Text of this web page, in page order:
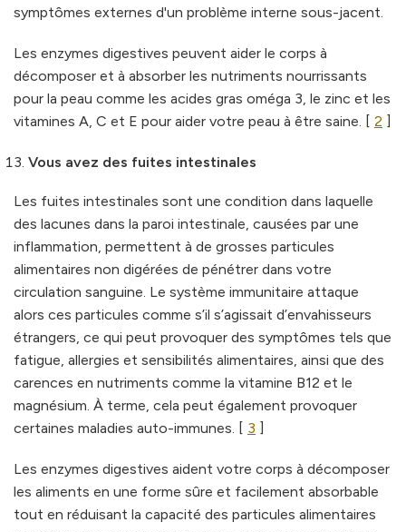
symptômes externes d'un problème interne sous-jacent.
Les enzymes digestives peuvent aider le corps à
décomposer et à absorber les nutriments nourrissants
pour la peau comme les acides gras oméga 3, le zinc et les
vitamines A, C et E pour aider votre peau à être saine. [ 2 ]
Vous avez des fuites intestinales
Les fuites intestinales sont une condition dans laquelle
des lacunes dans la paroi intestinale, causées par une
inflammation, permettent à de grosses particules
alimentaires non digérées de pénétrer dans votre
circulation sanguine. Le système immunitaire attaque
alors ces particules comme s’il s’agissait d’envahisseurs
étrangers, ce qui peut provoquer des symptômes tels que
fatigue, allergies et sensibilités alimentaires, ainsi que des
carences en nutriments comme la vitamine B12 et le
magnésium. À terme, cela peut également provoquer
certaines maladies auto-immunes. [ 3 ]
Les enzymes digestives aident votre corps à décomposer
les aliments en une forme sûre et facilement absorbable
tout en réduisant la capacité des particules alimentaires